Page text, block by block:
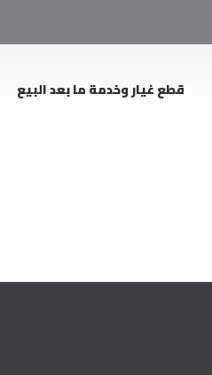
قطع غيار وخدمة ما بعد البيع